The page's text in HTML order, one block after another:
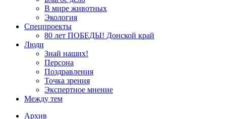
В мире животных
Экология
Спецпроекты
80 лет ПОБЕДЫ! Донской край
Люди
Знай наших!
Персона
Поздравления
Точка зрения
Экспертное мнение
Между тем
Архив